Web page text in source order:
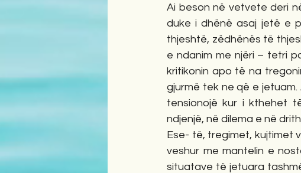
Ai beson në vetvete deri
duke i dhënë asaj jetë e
thjeshtë, zëdhënës të
e ndanim me njëri – tetri
kritikonin apo të na
gjurmë tek ne që e
tensionojë kur i kthehet
ndjenjë, në dilema e në
Ese- të, tregimet, kujtimet
veshur me mantelin e
situatave të jetuara